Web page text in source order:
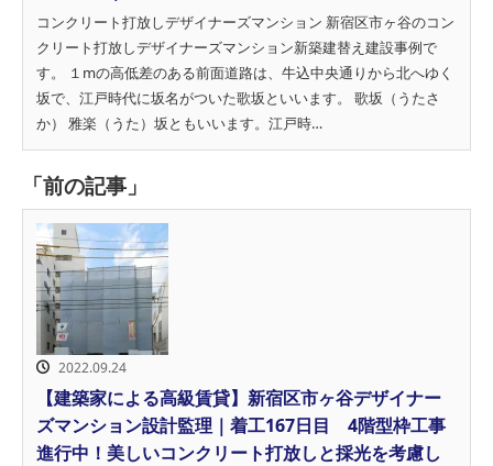
コンクリート打放しデザイナーズマンション 新宿区市ヶ谷のコン
クリート打放しデザイナーズマンション新築建替え建設事例で
す。 １mの高低差のある前面道路は、牛込中央通りから北へゆく
坂で、江戸時代に坂名がついた歌坂といいます。 歌坂（うたさ
か） 雅楽（うた）坂ともいいます。江戸時…
「前の記事」
2022.09.24
【建築家による高級賃貸】新宿区市ヶ谷デザイナー
ズマンション設計監理｜着工167日目 4階型枠工事
進行中！美しいコンクリート打放しと採光を考慮し